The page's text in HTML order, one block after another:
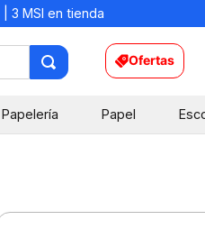
3 MSI en tienda
Ofertas
Papelería Papel